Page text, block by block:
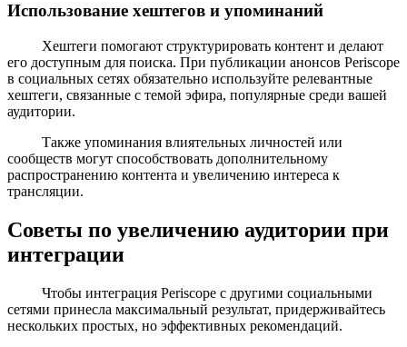
Использование хештегов и упоминаний
Хештеги помогают структурировать контент и делают
его доступным для поиска. При публикации анонсов Periscope
в социальных сетях обязательно используйте релевантные
хештеги, связанные с темой эфира, популярные среди вашей
аудитории.
Также упоминания влиятельных личностей или
сообществ могут способствовать дополнительному
распространению контента и увеличению интереса к
трансляции.
Советы по увеличению аудитории при
интеграции
Чтобы интеграция Periscope с другими социальными
сетями принесла максимальный результат, придерживайтесь
нескольких простых, но эффективных рекомендаций.